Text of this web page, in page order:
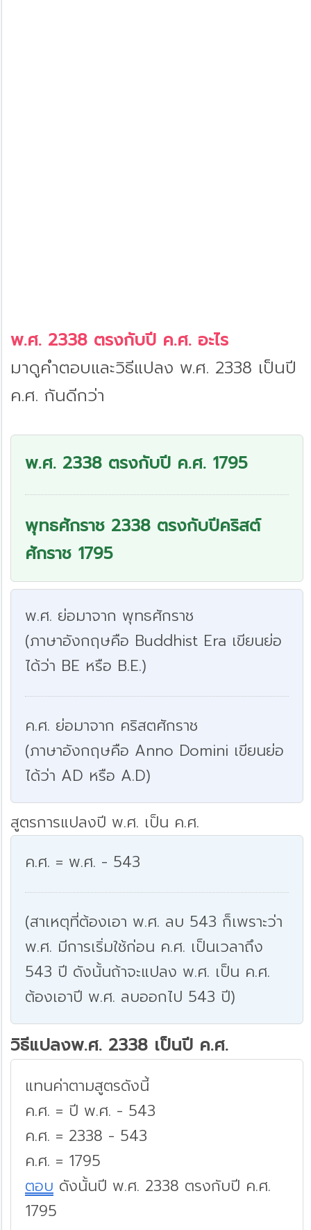
พ.ศ. 2338 ตรงกับปี ค.ศ. อะไร
มาดูคำตอบและวิธีแปลง พ.ศ. 2338 เป็นปี
ค.ศ. กันดีกว่า
พ.ศ. 2338 ตรงกับปี ค.ศ. 1795
พุทธศักราช 2338 ตรงกับปีคริสต์
ศักราช 1795
พ.ศ. ย่อมาจาก พุทธศักราช
(ภาษาอังกฤษคือ Buddhist Era เขียนย่อ
ได้ว่า BE หรือ B.E.)
ค.ศ. ย่อมาจาก คริสตศักราช
(ภาษาอังกฤษคือ Anno Domini เขียนย่อ
ได้ว่า AD หรือ A.D)
สูตรการแปลงปี พ.ศ. เป็น ค.ศ.
ค.ศ. = พ.ศ. - 543
(สาเหตุที่ต้องเอา พ.ศ. ลบ 543 ก็เพราะว่า
พ.ศ. มีการเริ่มใช้ก่อน ค.ศ. เป็นเวลาถึง
543 ปี ดังนั้นถ้าจะแปลง พ.ศ. เป็น ค.ศ.
ต้องเอาปี พ.ศ. ลบออกไป 543 ปี)
วิธีแปลงพ.ศ. 2338 เป็นปี ค.ศ.
แทนค่าตามสูตรดังนี้
ค.ศ. = ปี พ.ศ. - 543
ค.ศ. = 2338 - 543
ค.ศ. = 1795
ตอบ ดังนั้นปี พ.ศ. 2338 ตรงกับปี ค.ศ.
1795